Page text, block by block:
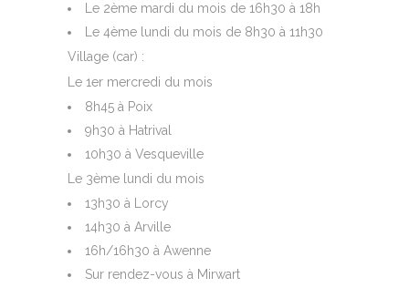
Le 2ème mardi du mois de 16h30 à 18h
Le 4ème lundi du mois de 8h30 à 11h30
Village (car) :
Le 1er mercredi du mois
8h45 à Poix
9h30 à Hatrival
10h30 à Vesqueville
Le 3ème lundi du mois
13h30 à Lorcy
14h30 à Arville
16h/16h30 à Awenne
Sur rendez-vous à Mirwart